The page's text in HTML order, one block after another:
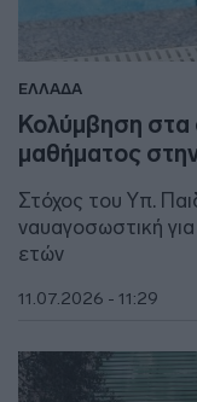
ΕΛΛΑΔΑ
Κολύμβηση στα
μαθήματος
Στόχος του Υπ.
ναυαγοσωστική
ετών
11.07.2026 - 11:29